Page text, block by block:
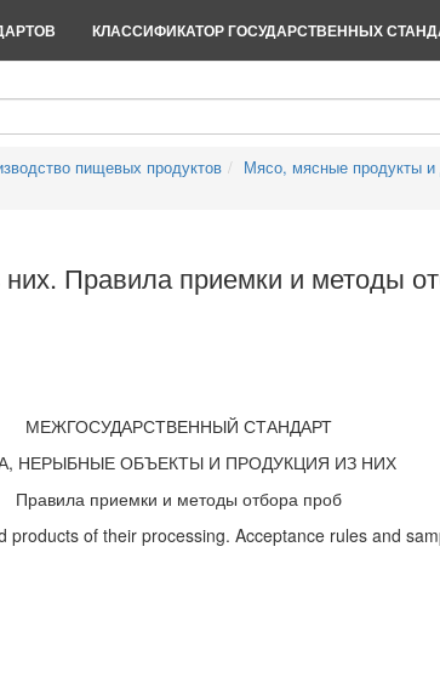
КЛАССИФИКАТОР ГОСУДАРСТВЕННЫХ
пищевых продуктов
Мясо, мясные продукты и
Правила приемки и методы
МЕЖГОСУДАРСТВЕННЫЙ СТАНДАРТ
НЕРЫБНЫЕ ОБЪЕКТЫ И ПРОДУКЦИЯ ИЗ НИХ
Правила приемки и методы отбора проб
products of their processing. Acceptance rules and